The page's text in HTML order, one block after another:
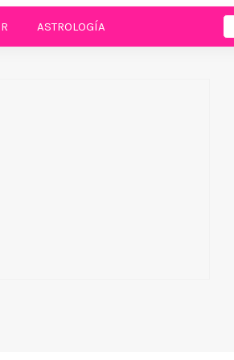
ASTROLOGÍA